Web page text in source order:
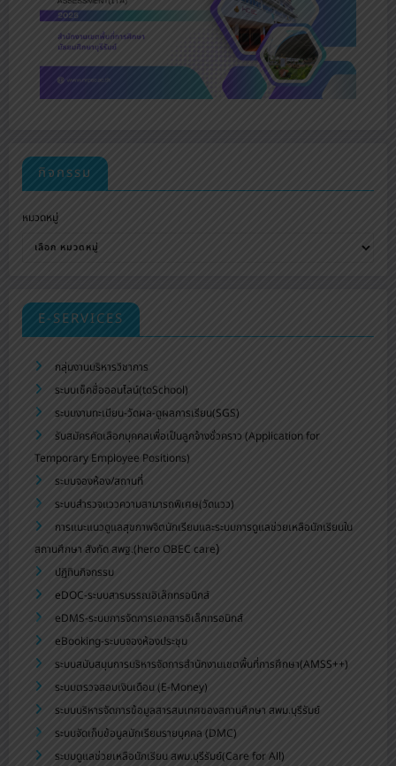
กิจกรรม
หมวดหมู่
E-SERVICES
กลุ่มงานบริหารวิชาการ
ระบบเช็คชื่อออนไลน์(toSchool)
ระบบงานทะเบียน-วัดผล-ดูผลการเรียน(SGS)
รับสมัครคัดเลือกบุคคลเพื่อเป็นลูกจ้างชั่วคราว (Application for
Temporary Employee Positions)
ระบบจองห้อง/สถานที่
ระบบสำรวจแววความสามารถพิเศษ(วัดแวว)
การแนะแนวดูแลสุขภาพจิตนักเรียนและระบบการดูแลช่วยเหลือนักเรียนใน
สถานศึกษา สังกัด สพฐ.(hero OBEC care)
ปฏิทินกิจกรรม
eDOC-ระบบสารบรรณอิเล็กทรอนิกส์
eDMS-ระบบการจัดการเอกสารอิเล็กทรอนิกส์
eBooking-ระบบจองห้องประชุม
ระบบสนับสนุนการบริหารจัดการสำนักงานเขตพื้นที่การศึกษา(AMSS++)
ระบบตรวจสอบเงินเดือน (E-Money)
ระบบบริหารจัดการข้อมูลสารสนเทศของสถานศึกษา สพม.บุรีรัมย์
ระบบจัดเก็บข้อมูลนักเรียนรายบุคคล (DMC)
ระบบดูแลช่วยเหลือนักเรียน สพม.บุรีรัมย์(Care for All)